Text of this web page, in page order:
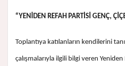
“YENİDEN REFAH PARTİSİ GENÇ,
Toplantıya katılanların kendilerini
çalışmalarıyla ilgili bilgi veren